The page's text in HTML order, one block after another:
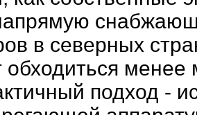
в северных
обходиться
подход -